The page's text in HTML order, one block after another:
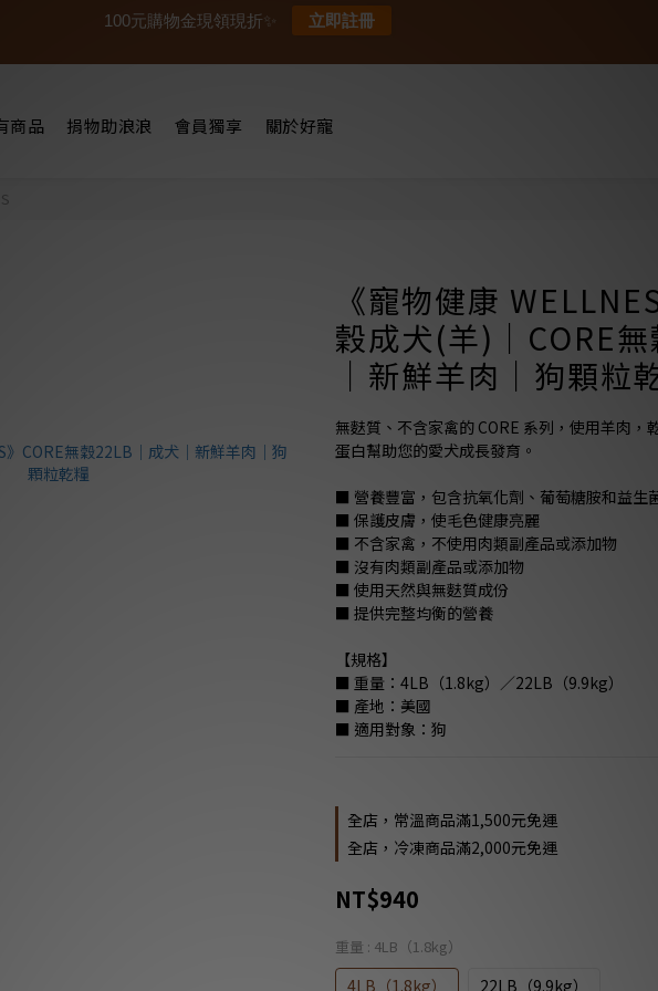
商品 捐物助浪浪 會員獨享 關於好寵
《寵物健康
穀成犬(羊)｜CORE
｜新鮮羊肉｜狗顆粒
無麩質、不含家禽的 CORE 系列，使用羊肉，
蛋白幫助您的愛犬成長發育。
■ 營養豐富，包含抗氧化劑、葡萄糖胺和益生
■ 保護皮膚，使毛色健康亮麗
■ 不含家禽，不使用肉類副產品或添加物
■ 沒有肉類副產品或添加物
■ 使用天然與無麩質成份
■ 提供完整均衡的營養
【規格】
■ 重量：4LB（1.8kg）／22LB（9.9kg）
■ 產地：美國
■ 適用對象：狗
全店，常溫商品滿1,500元免運
全店，冷凍商品滿2,000元免運
NT$940
重量 : 4LB（1.8kg）
4LB（1.8kg） 22LB（9.9kg）
100元購物金現領現折✨ 立即註冊